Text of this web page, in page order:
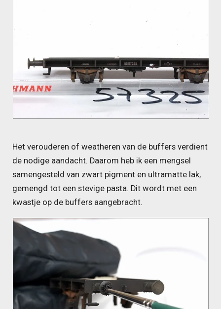
Het verouderen of weatheren van de buffers verdient
de nodige aandacht. Daarom heb ik een mengsel
samengesteld van zwart pigment en ultramatte lak,
gemengd tot een stevige pasta. Dit wordt met een
kwastje op de buffers aangebracht.